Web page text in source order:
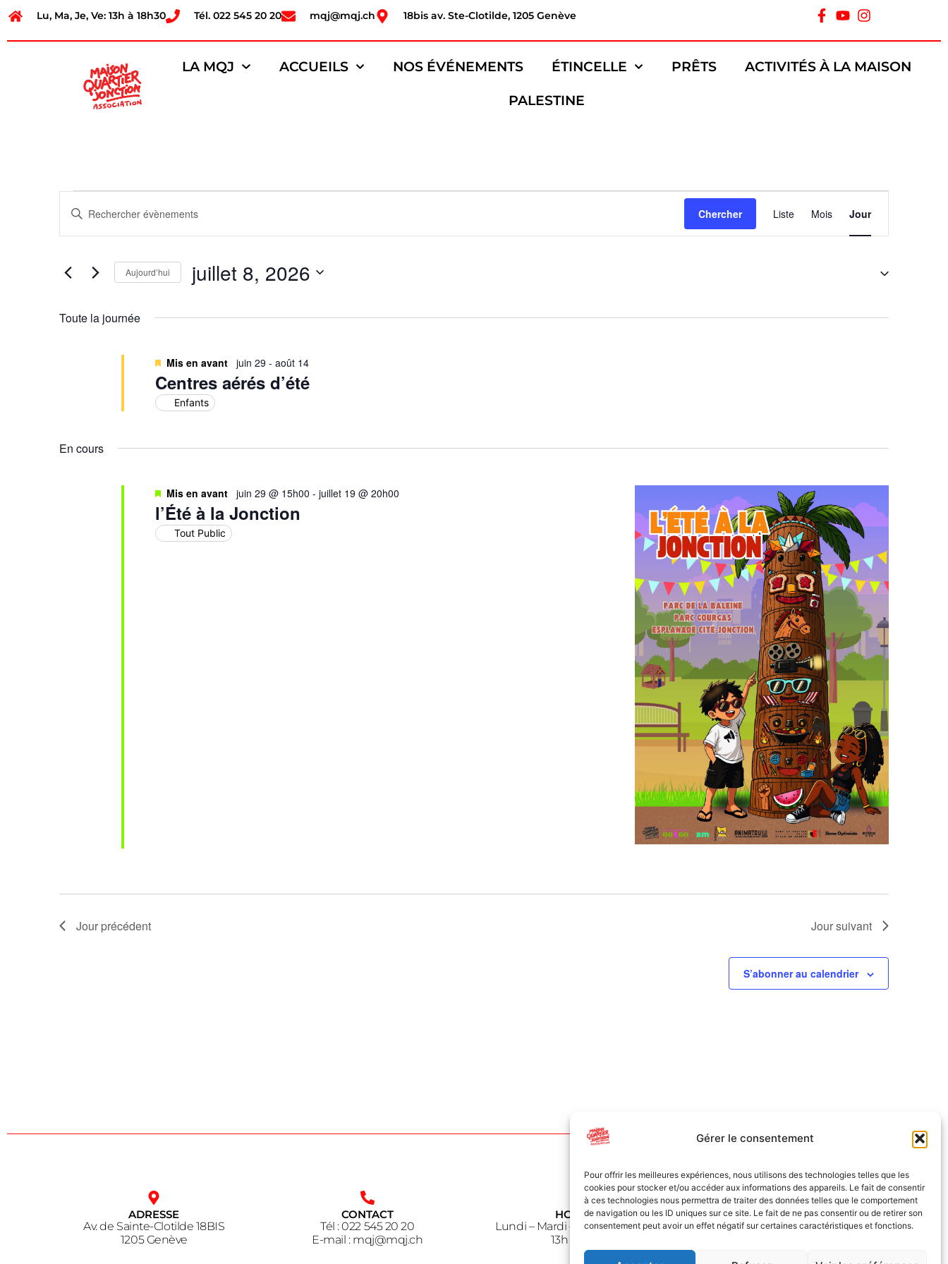
Gérer le consentement
Pour offrir les meilleures expériences, nous utilisons des technologies telles que les
cookies pour stocker et/ou accéder aux informations des appareils. Le fait de consentir
à ces technologies nous permettra de traiter des données telles que le comportement
de navigation ou les ID uniques sur ce site. Le fait de ne pas consentir ou de retirer son
consentement peut avoir un effet négatif sur certaines caractéristiques et fonctions.
Lu, Ma, Je, Ve: 13h à 18h30 Tél. 022 545 20 20 mqj@mqj.ch 18bis av. Ste-Clotilde, 1205 Genève
LA MQJ ACCUEILS NOS ÉVÉNEMENTS ÉTINCELLE PRÊTS ACTIVITÉS À LA MAISON
PALESTINE
Recherche
et
navigation
de
vues
Saisir
mot-
Rechercher
mot-
Chercher
de
Évènement
Liste Mois Jour
Aujourd’hui juillet 8, 2026
Toute la journée
Centres aérés d’été
Mis en avant juin 29 - août 14
Enfants
En cours
l’Été à la Jonction
Mis en avant juin 29 @ 15h00 - juillet 19 @ 20h00
Tout Public
Jour précédent Jour suivant
S’abonner au calendrier
ADRESSE
Av. de Sainte-Clotilde 18BIS
1205 Genève
CONTACT
Tél : 022 545 20 20
E-mail : mqj@mqj.ch
HORAIRE
Lundi – Mardi – Jeudi – Vendredi
13h à 18h30
NOUS SUIVRE